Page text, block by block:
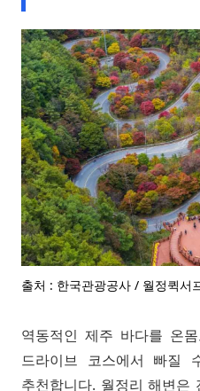
출처 : 한국관광공사 / 월정퀵서
역동적인 제주 바다를 온
드라이브 코스에서 빠질
추천합니다. 월정리 해변은